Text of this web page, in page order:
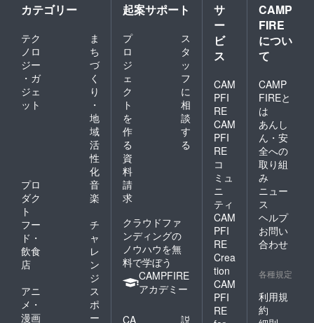
カテゴリー
テク
ノロ
ジー
・ガ
ジェ
ット
ま
ち
づ
く
り
・
地
域
活
性
化
プロ
ダク
ト
音
楽
フー
ド・
飲食
店
チ
ャ
レ
ン
ジ
アニ
メ・
漫画
ス
ポ
ー
起案サポート
プ
ロ
ジ
ェ
ク
ト
を
作
る
ス
タ
ッ
フ
に
相
談
す
る
資
料
請
求
クラウドファ
ンディングの
ノウハウを無
料で学ぼう
CAMPFIRE
アカデミー
CA 説
サ
ー
ビ
ス
CAM
PFI
RE
CAM
PFI
RE
コ
ミュ
ニ
ティ
CAM
PFI
RE
Crea
tion
CAM
PFI
RE
CAMP
FIRE
につい
て
CAMP
FIREと
は
あんし
ん・安
全への
取り組
み
ニュー
ス
ヘルプ
お問い
合わせ
各種規定
利用規
約